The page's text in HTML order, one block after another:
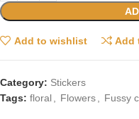
Add to wishlist Add
Category: Stickers
Tags: floral, Flowers, Fussy